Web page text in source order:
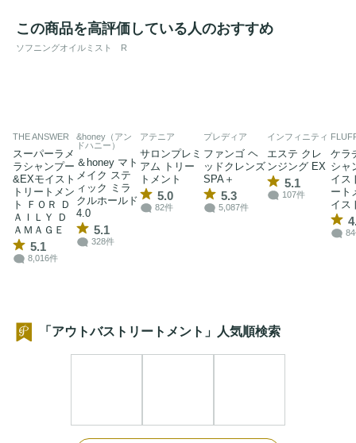
この商品を高評価している人のおすすめ
ソフニングオイルミスト R
THE ANSWER
スーパーラメ
ラシャンプー
&EXモイスト
トリートメン
ト ＦＯＲ Ｄ
ＡＩＬＹ Ｄ
ＡＭＡＧＥ
5.1
8,016件
&honey（アン
ドハニー）
＆honey マト
メイク ステ
ィック ミラ
クルホールド
4.0
5.1
328件
アテニア
サロンプレミ
アム トリー
トメント
5.0
82件
プレディア
ファンゴ ヘ
ッドクレンズ
SPA＋
5.3
5,087件
インフィニティ
エステ クレ
ンジング EX
5.1
107件
ケラ
シャ
イス
ート
イス
「アウトバストリートメント」人気順検索